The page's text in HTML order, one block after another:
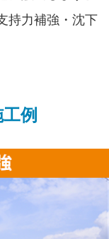
持力補強・沈下
例